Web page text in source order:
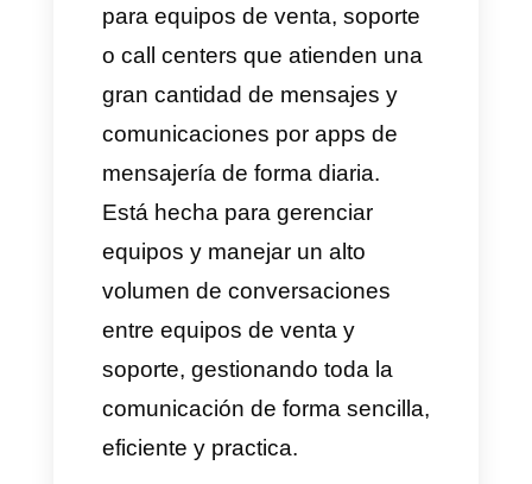
Automatización de flujos de
Mensajería masiva
Integración con ChatGPT
Análisis y estadísticas
Todas estas funcionalidades
ayudan a las empresas a
mejorar su gestión diaria de
clientes, optimizar sus